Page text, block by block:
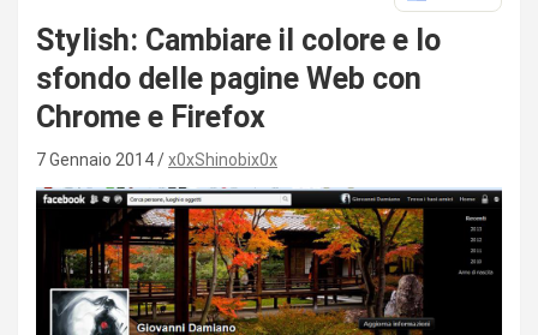
Stylish: Cambiare il colore e lo
sfondo delle pagine Web con
Chrome e Firefox
7 Gennaio 2014 x0xShinobix0x